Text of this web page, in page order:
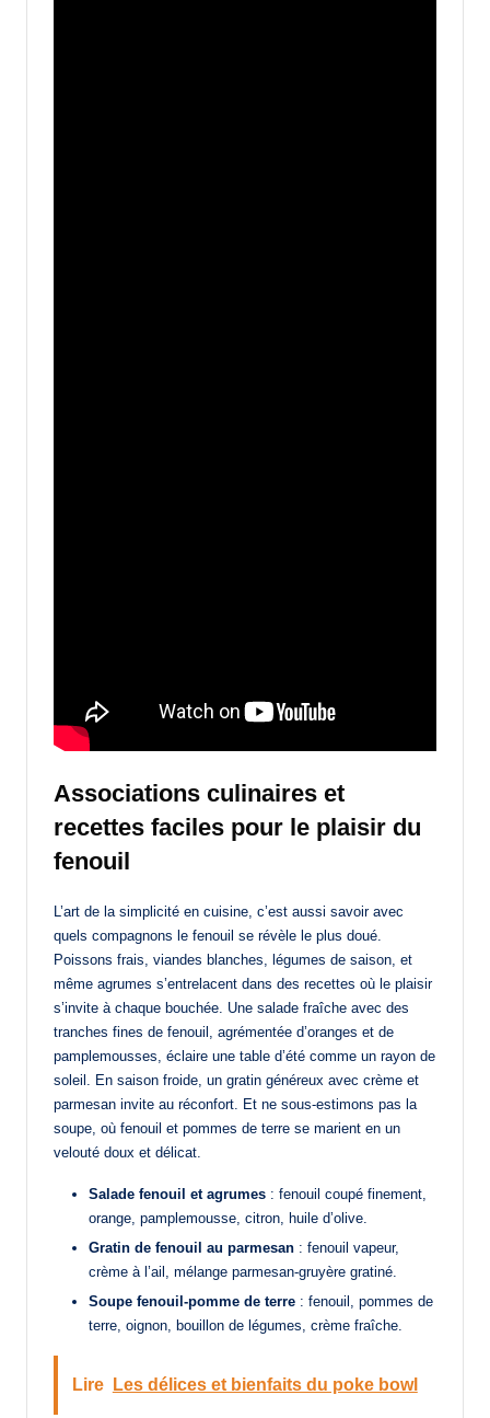
Associations culinaires et
recettes faciles pour le plaisir du
fenouil
L’art de la simplicité en cuisine, c’est aussi savoir avec
quels compagnons le fenouil se révèle le plus doué.
Poissons frais, viandes blanches, légumes de saison, et
même agrumes s’entrelacent dans des recettes où le plaisir
s’invite à chaque bouchée. Une salade fraîche avec des
tranches fines de fenouil, agrémentée d’oranges et de
pamplemousses, éclaire une table d’été comme un rayon de
soleil. En saison froide, un gratin généreux avec crème et
parmesan invite au réconfort. Et ne sous-estimons pas la
soupe, où fenouil et pommes de terre se marient en un
velouté doux et délicat.
Salade fenouil et agrumes : fenouil coupé finement,
orange, pamplemousse, citron, huile d’olive.
Gratin de fenouil au parmesan : fenouil vapeur,
crème à l’ail, mélange parmesan-gruyère gratiné.
Soupe fenouil-pomme de terre : fenouil, pommes de
terre, oignon, bouillon de légumes, crème fraîche.
Lire Les délices et bienfaits du poke bowl